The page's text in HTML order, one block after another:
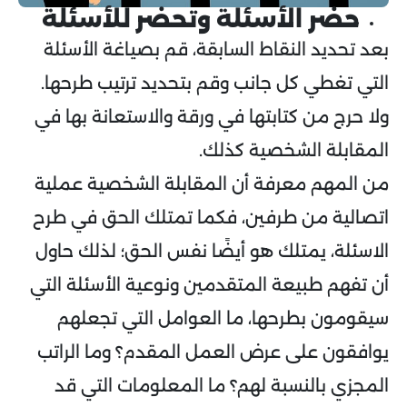
حضر الأسئلة وتحضر للأسئلة
بعد تحديد النقاط السابقة، قم بصياغة الأسئلة
التي تغطي كل جانب وقم بتحديد ترتيب طرحها.
ولا حرج من كتابتها في ورقة والاستعانة بها في
المقابلة الشخصية كذلك.
من المهم معرفة أن المقابلة الشخصية عملية
اتصالية من طرفين، فكما تمتلك الحق في طرح
الاسئلة، يمتلك هو أيضًا نفس الحق؛ لذلك حاول
أن تفهم طبيعة المتقدمين ونوعية الأسئلة التي
سيقومون بطرحها، ما العوامل التي تجعلهم
يوافقون على عرض العمل المقدم؟ وما الراتب
المجزي بالنسبة لهم؟ ما المعلومات التي قد